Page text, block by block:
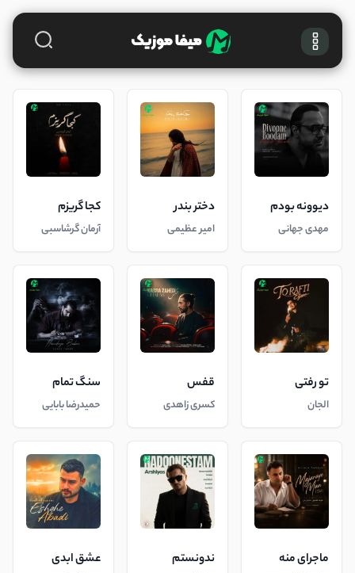
دیوونه بودم
مهدی جهانی
دختر بندر
امیر عظیمی
کجا گریزم
آرمان گرشاسبی
تو رفتی
الجان
قفس
کسری زاهدی
سنگ تمام
حمیدرضا بابایی
ماجرای منه ندونستم عشق ابدی